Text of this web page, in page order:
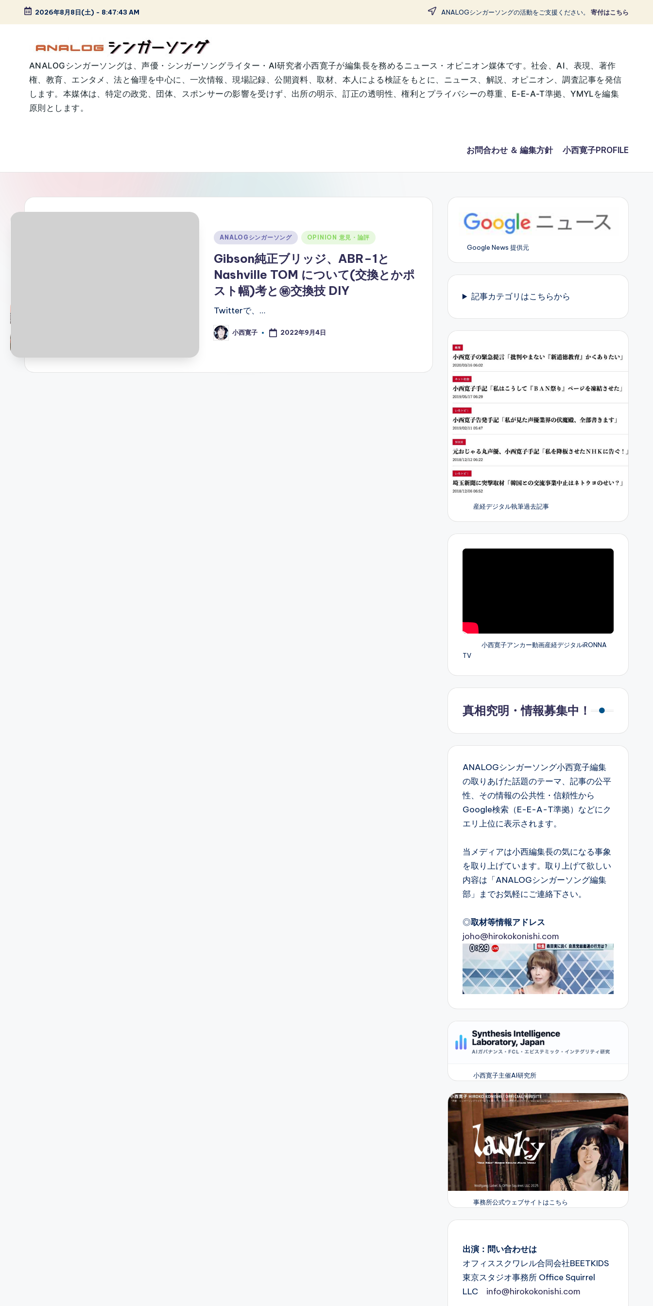
Skip
2026年8月8日(土) - 8:47:44 AM ANALOGシンガーソングの活動をご支援ください。 寄付はこちら
A
N
A
G
ン
ANALOGシンガーソングは、声優・シンガーソングライター・AI研究者小西寛子が編集長を務めるニュース・オピニオン媒体です。社会、AI、表現、著作
権、教育、エンタメ、法と倫理を中心に、一次情報、現場記録、公開資料、取材、本人による検証をもとに、ニュース、解説、オピニオン、調査記事を発信
します。本媒体は、特定の政党、団体、スポンサーの影響を受けず、出所の明示、訂正の透明性、権利とプライバシーの尊重、E-E-A-T準拠、YMYLを編集
原則とします。
お問合わせ ＆ 編集方針 小西寛子PROFILE
Posted
ANALOGシンガーソング OPINION 意見・論評
Gibson純正ブリッジ、ABR–1と
Nashville TOM について(交換とかポ
スト幅)考と㊙︎交換技 DIY
Twitterで、…
Posted
by
小西寛子 2022年9月4日
Google News 提供元
記事カテゴリはこちらから
産経デジタル執筆過去記事
小西寛子アンカー動画産経デジタルiRONNA
TV
真相究明・情報募集中！
ANALOGシンガーソング小西寛子編集
の取りあげた話題のテーマ、記事の公平
性、その情報の公共性・信頼性から
Google検索（E-E-A-T準拠）などにク
エリ上位に表示されます。
当メディアは小西編集長の気になる事象
を取り上げています。取り上げて欲しい
内容は「ANALOGシンガーソング編集
部」までお気軽にご連絡下さい。
◎取材等情報アドレス
joho@hirokokonishi.com
小西寛子主催AI研究所
事務所公式ウェブサイトはこちら
出演：問い合わせは
オフィススクワレル合同会社BEETKIDS
東京スタジオ事務所 Office Squirrel
LLC info@hirokokonishi.com